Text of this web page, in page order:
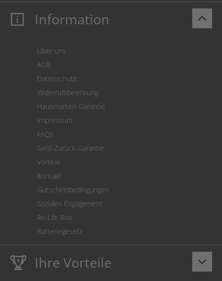
Mein Konto
Cookie Einstellungen
keyboard_arrow_up
Information
Über uns
AGB
Datenschutz
Widerrufsbelehrung
Hausmarken-Garantie
Impressum
FAQs
Geld-Zurück-Garantie
Vorteile
Kontakt
Gutscheinbedingungen
Soziales Engagement
Re-Life Box
Batteriegesetz
keyboard_arrow_down
Ihre Vorteile